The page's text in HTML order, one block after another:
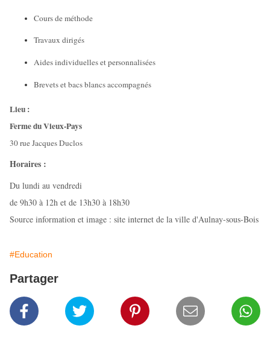
Cours de méthode
Travaux dirigés
Aides individuelles et personnalisées
Brevets et bacs blancs accompagnés
Lieu :
Ferme du Vieux-Pays
30 rue Jacques Duclos
Horaires :
Du lundi au vendredi
de 9h30 à 12h et de 13h30 à 18h30
Source information et image : site internet de la ville d'Aulnay-sous-Bois
#Education
Partager